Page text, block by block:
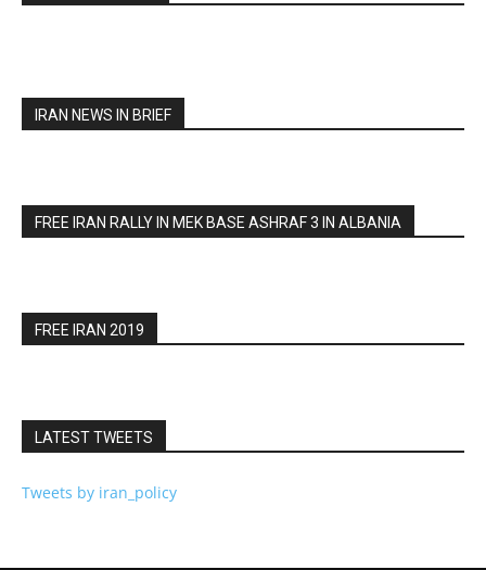
IRAN NEWS IN BRIEF
FREE IRAN RALLY IN MEK BASE ASHRAF 3 IN ALBANIA
FREE IRAN 2019
LATEST TWEETS
Tweets by iran_policy